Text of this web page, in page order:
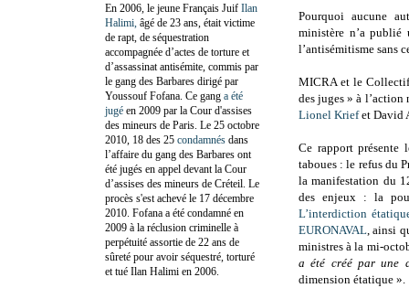
Pourquoi aucune
ministère n’a
l’antisémitisme sans
MICRA et le
des juges » à l’action
Lionel Kriefet David
Ce rapport présente
taboues : le refus du
la manifestation du
des enjeux : la
L’interdiction
EURONAVAL, ainsi
ministres à la mi-
a été créé par une
dimension étatique ».
En 2006, le jeune Français Juif Ilan
Halimi, âgé de 23 ans, était victime
de rapt, de séquestration
accompagnée d’actes de torture et
d’assassinat antisémite, commis par
le gang des Barbares dirigé par
Youssouf Fofana. Ce gang a été
jugé en 2009 par la Cour d'assises
des mineurs de Paris. Le 25 octobre
2010, 18 des 25 condamnés dans
l’affaire du gang des Barbares ont
été jugés en appel devant la Cour
d’assises des mineurs de Créteil. Le
procès s'est achevé le 17 décembre
2010. Fofana a été condamné en
2009 à la réclusion criminelle à
perpétuité assortie de 22 ans de
sûreté pour avoir séquestré, torturé
et tué Ilan Halimi en 2006.